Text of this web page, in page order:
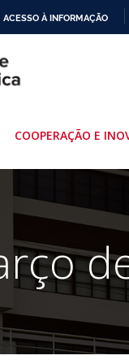
ACESSO À INFORMAÇÃO
COOPERAÇÃO E